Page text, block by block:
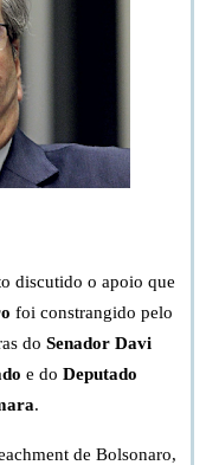
discutido o apoio que
foi constrangido pelo
do Senador Davi
e do Deputado
.
de Bolsonaro,